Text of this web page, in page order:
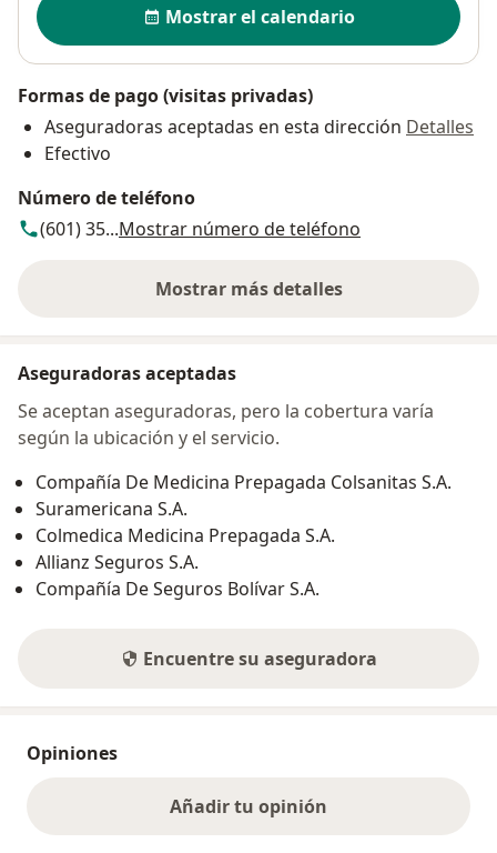
Agende su consulta dermatológica en Bogotá
directamente desde mi calendario de Doctoralia.
Una evaluación clínica completa y un diagnóstico
oportuno son el primer paso para cuidar su salud
con seguridad, experiencia y respaldo científico.
Mostrar el calendario
Formas de pago (visitas privadas)
Aseguradoras aceptadas en esta dirección Detalles
Efectivo
Número de teléfono
(601) 35...Mostrar número de teléfono
Mostrar más detalles
sobre la dirección
Aseguradoras aceptadas
Se aceptan aseguradoras, pero la cobertura varía
según la ubicación y el servicio.
Compañía De Medicina Prepagada Colsanitas S.A.
Suramericana S.A.
Colmedica Medicina Prepagada S.A.
Allianz Seguros S.A.
Compañía De Seguros Bolívar S.A.
Encuentre su aseguradora
Opiniones
Añadir tu opinión